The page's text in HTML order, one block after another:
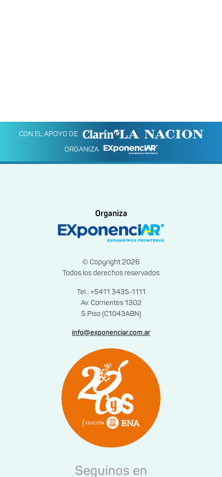
CON EL APOYO DE
ORGANIZA
Organiza
© Copyright 2026
Todos los derechos reservados
Tel.: +5411 3435-1111
Av. Corrientes 1302
5 Piso (C1043ABN)
info@exponenciar.com.ar
Seguinos en